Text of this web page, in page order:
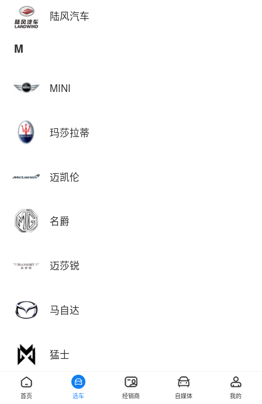
陆风汽车
M
MINI
玛莎拉蒂
迈凯伦
名爵
迈莎锐
马自达
猛士
首页 选车 经销商 自媒体 我的